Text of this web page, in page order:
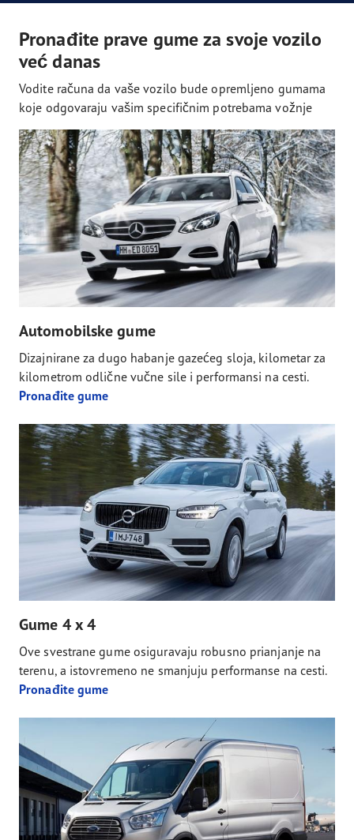
Pronađite prave gume za svoje vozilo
već danas
Vodite računa da vaše vozilo bude opremljeno gumama
koje odgovaraju vašim specifičnim potrebama vožnje
Automobilske gume
Dizajnirane za dugo habanje gazećeg sloja, kilometar za
kilometrom odlične vučne sile i performansi na cesti.
Pronađite gume
Gume 4 x 4
Ove svestrane gume osiguravaju robusno prianjanje na
terenu, a istovremeno ne smanjuju performanse na cesti.
Pronađite gume